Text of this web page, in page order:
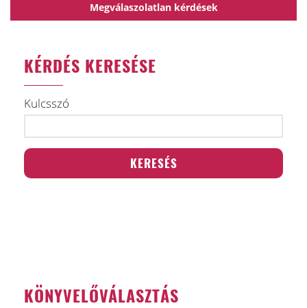
Megválaszolatlan kérdések
KÉRDÉS KERESÉSE
Kulcsszó
KÖNYVELŐVÁLASZTÁS